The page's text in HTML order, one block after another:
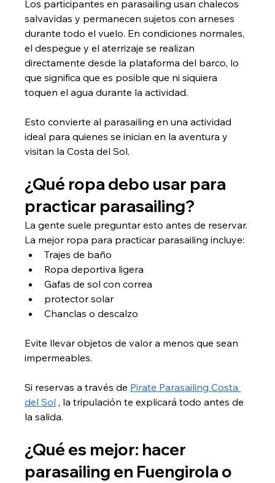
Los participantes en parasailing usan chalecos
salvavidas y permanecen sujetos con arneses
durante todo el vuelo. En condiciones normales,
el despegue y el aterrizaje se realizan
directamente desde la plataforma del barco, lo
que significa que es posible que ni siquiera
toquen el agua durante la actividad.
Esto convierte al parasailing en una actividad
ideal para quienes se inician en la aventura y
visitan la Costa del Sol.
¿Qué ropa debo usar para
practicar parasailing?
La gente suele preguntar esto antes de reservar.
La mejor ropa para practicar parasailing incluye:
Trajes de baño
Ropa deportiva ligera
Gafas de sol con correa
protector solar
Chanclas o descalzo
Evite llevar objetos de valor a menos que sean
impermeables.
Si reservas a través de Pirate Parasailing Costa
del Sol , la tripulación te explicará todo antes de
la salida.
¿Qué es mejor: hacer
parasailing en Fuengirola o